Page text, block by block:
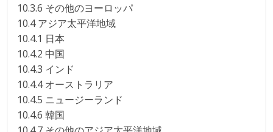
10.3.6 その他のヨーロッパ
10.4 アジア太平洋地域
10.4.1 日本
10.4.2 中国
10.4.3 インド
10.4.4 オーストラリア
10.4.5 ニュージーランド
10.4.6 韓国